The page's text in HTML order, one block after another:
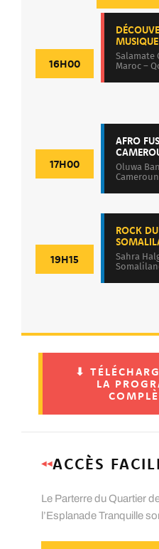
16H00
Salamate
Maroc –
17H00
AFRO
Oluwa
19H15
ROCK DU
Sahra
⬇
LA
◀◀ACCÈS
Le Parterre du Quartier
l’Esplanade Tranquille